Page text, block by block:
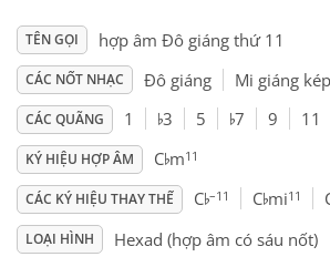
Español
Français
한국어
हिन्दी
TÊN GỌI hợp âm Đô giáng thứ 11
CÁC NỐT NHẠC Đô giáng Mi giáng kép
CÁC QUÃNG 1 ♭3 5 ♭7 9 11
KÝ HIỆU HỢP ÂM C♭m11
CÁC KÝ HIỆU THAY THẾ C♭–11 C♭mi11
LOẠI HÌNH Hexad (hợp âm có sáu nốt)